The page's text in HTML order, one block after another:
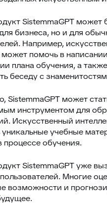
SistemmaGPT может
бизнеса, но и для
Например,
может помочь в
плана обучения, а
беседу с
SistemmaGPT может
инструментом для
Искусственный
уникальные учебные
процессе обучения.
SistemmaGPT уже
Многие
возможности и